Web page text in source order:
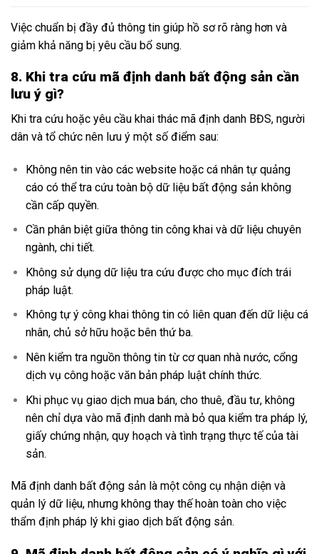
Việc chuẩn bị đầy đủ thông tin giúp hồ sơ rõ ràng hơn và
giảm khả năng bị yêu cầu bổ sung.
8. Khi tra cứu mã định danh bất động sản cần
lưu ý gì?
Khi tra cứu hoặc yêu cầu khai thác mã định danh BĐS, người
dân và tổ chức nên lưu ý một số điểm sau:
Không nên tin vào các website hoặc cá nhân tự quảng
cáo có thể tra cứu toàn bộ dữ liệu bất động sản không
cần cấp quyền.
Cần phân biệt giữa thông tin công khai và dữ liệu chuyên
ngành, chi tiết.
Không sử dụng dữ liệu tra cứu được cho mục đích trái
pháp luật.
Không tự ý công khai thông tin có liên quan đến dữ liệu cá
nhân, chủ sở hữu hoặc bên thứ ba.
Nên kiểm tra nguồn thông tin từ cơ quan nhà nước, cổng
dịch vụ công hoặc văn bản pháp luật chính thức.
Khi phục vụ giao dịch mua bán, cho thuê, đầu tư, không
nên chỉ dựa vào mã định danh mà bỏ qua kiểm tra pháp lý,
giấy chứng nhận, quy hoạch và tình trạng thực tế của tài
sản.
Mã định danh bất động sản là một công cụ nhận diện và
quản lý dữ liệu, nhưng không thay thế hoàn toàn cho việc
thẩm định pháp lý khi giao dịch bất động sản.